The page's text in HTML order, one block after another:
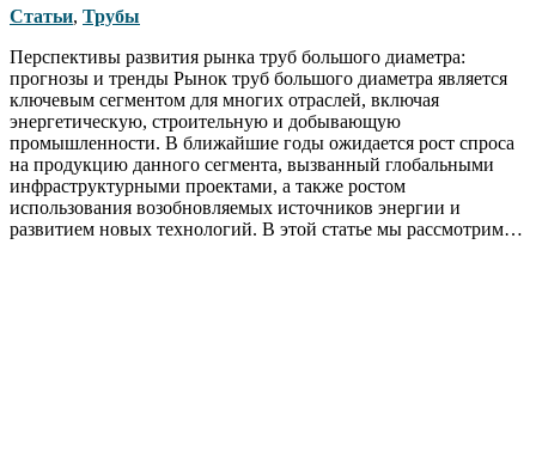
Статьи, Трубы
Перспективы развития рынка труб большого диаметра:
прогнозы и тренды Рынок труб большого диаметра является
ключевым сегментом для многих отраслей, включая
энергетическую, строительную и добывающую
промышленности. В ближайшие годы ожидается рост спроса
на продукцию данного сегмента, вызванный глобальными
инфраструктурными проектами, а также ростом
использования возобновляемых источников энергии и
развитием новых технологий. В этой статье мы рассмотрим…